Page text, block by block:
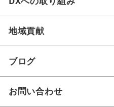
地域貢献
ブログ
お問い合わせ